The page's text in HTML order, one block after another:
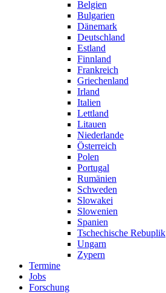
Belgien
Bulgarien
Dänemark
Deutschland
Estland
Finnland
Frankreich
Griechenland
Irland
Italien
Lettland
Litauen
Niederlande
Österreich
Polen
Portugal
Rumänien
Schweden
Slowakei
Slowenien
Spanien
Tschechische Rebuplik
Ungarn
Zypern
Termine
Jobs
Forschung